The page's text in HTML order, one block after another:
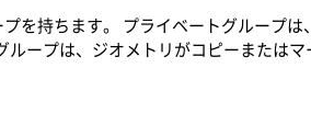
を持ちます。 プライベートグループは、
ループは、ジオメトリがコピーまたは